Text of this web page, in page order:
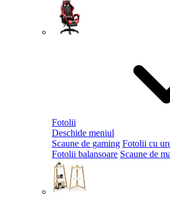
Fotolii
Deschide meniul
Scaune de gaming Fotolii cu
Fotolii balansoare Scaune de